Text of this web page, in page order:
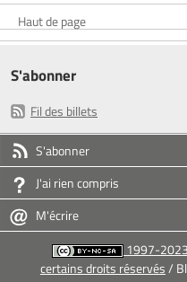
Haut de page
S'abonner
Fil des billets
S'abonner
J'ai rien compris
M'écrire
1997-2023
certains droits réservés/